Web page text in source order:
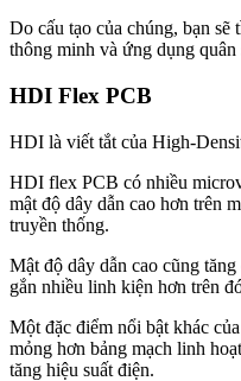
Do cấu tạo của chúng, bạn
thông minh và ứng dụng quân
HDI Flex PCB
HDI là viết tắt của High-
HDI flex PCB có nhiều
mật độ dây dẫn cao hơn trên
truyền thống.
Mật độ dây dẫn cao cũng
gắn nhiều linh kiện hơn trên
Một đặc điểm nổi bật khác
mỏng hơn bảng mạch linh
tăng hiệu suất điện.